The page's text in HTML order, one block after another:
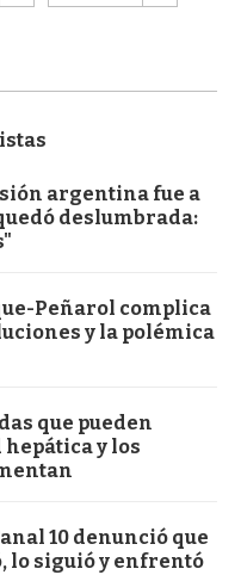
argentina fue a
deslumbrada:
Peñarol complica
y la polémica
que pueden
y los
10 denunció que
lo siguió y enfrentó